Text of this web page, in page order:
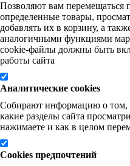
Позволяют вам перемещаться
определенные товары,
добавлять их в корзину, а
аналогичными функциями
cookie-файлы должны быть
работы сайта
Аналитические cookies
Собирают информацию о том,
какие разделы сайта
нажимаете и как в целом
Cookies предпочтений